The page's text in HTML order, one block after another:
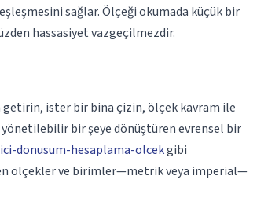
sağlar. Ölçeği okumada küçük bir
hassasiyet vazgeçilmezdir.
ister bir bina çizin, ölçek kavram ile
yönetilebilir bir şeye dönüştüren evrensel bir
donusum-hesaplama-olcekgibi
ölçekler ve birimler—metrik veya imperial—